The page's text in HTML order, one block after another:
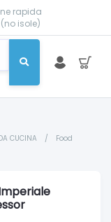
rapida
isole)
CUCINA /
Food